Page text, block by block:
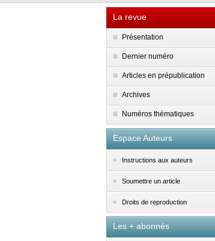
La revue
Présentation
Dernier numéro
Articles en prépublication
Archives
Numéros thématiques
Espace Auteurs
Instructions aux auteurs
Soumettre un article
Droits de reproduction
Les + abonnés